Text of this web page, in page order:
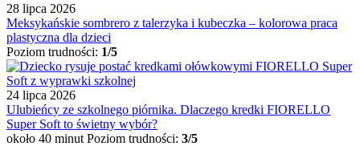
28 lipca 2026
Meksykańskie sombrero z talerzyka i kubeczka – kolorowa praca
plastyczna dla dzieci
Poziom trudności: 1/5
24 lipca 2026
Ulubieńcy ze szkolnego piórnika. Dlaczego kredki FIORELLO
Super Soft to świetny wybór?
około 40 minut Poziom trudności: 3/5